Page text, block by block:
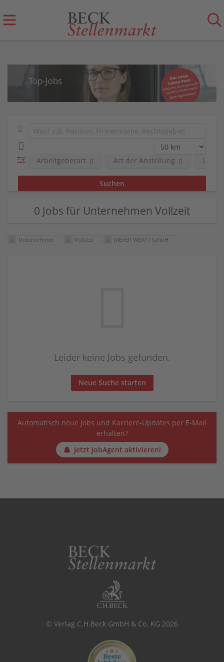
Arbeitgeberart Art der Anstellung
0 Jobs für Unternehmen Vollzeit
Unternehmen Vollzeit MEYER WERFT GmbH
Leider keine Jobs gefunden.
Neue Suche starten
Automatisch neue Jobs und Karriere-Updates per E-Mail
erhalten?
Jetzt JobAgent aktivieren!
© Verlag C.H.Beck GmbH & Co. KG 2026